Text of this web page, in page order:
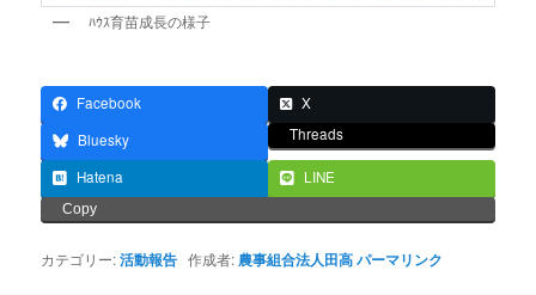
ﾊｳｽ育苗成長の様子
Facebook
X
Bluesky
Threads
Hatena LINE
Copy
カテゴリー:活動報告 作成者:農事組合法人田高パーマリンク